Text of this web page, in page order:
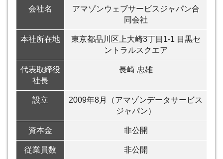
会社名
アマゾンウェブサービスジャパン合
同会社
本社所在地
東京都品川区上大崎3丁目1-1 目黒セ
ントラルスクエア
代表取締役
社長
長崎 忠雄
設立
2009年8月（アマゾンデータサービス
ジャパン）
資本金 非公開
従業員数 非公開